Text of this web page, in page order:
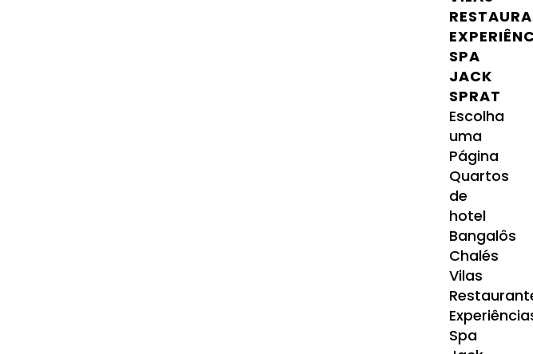
SPA
JACK
SPRAT
Escolha
uma
Página
Quartos
de
hotel
Bangalôs
Chalés
Vilas
Spa